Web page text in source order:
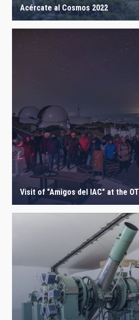
Acércate al Cosmos 2022
Visit of "Amigos del IAC" at the OT